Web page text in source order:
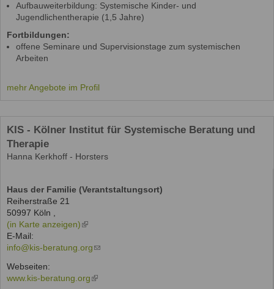
Aufbauweiterbildung: Systemische Kinder- und
Jugendlichentherapie (1,5 Jahre)
Fortbildungen:
offene Seminare und Supervisionstage zum systemischen
Arbeiten
mehr Angebote im Profil
KIS - Kölner Institut für Systemische Beratung und
Therapie
Hanna Kerkhoff - Horsters
Haus der Familie (Verantstaltungsort)
Reiherstraße 21
50997 Köln ,
(in Karte anzeigen)(link
external)
E-Mail:
info@kis-beratung.org(link
mail)
Webseiten:
www.kis-beratung.org(link